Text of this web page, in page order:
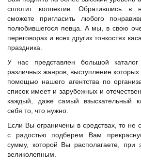
сплотит коллектив. Обратившись в
сможете пригласить любого
полюбившегося певца. А мы, в свою
переговорах и всех других тонкостях
праздника.
У нас представлен большой
различных жанров, выступление
помощью нашего агентства по
список имеет и зарубежных и
каждый, даже самый взыскательный
себя то, что нужно.
Если Вы ограничены в средствах, то не
с радостью подберем Вам
сумму, которой Вы располагаете, при
великолепным.